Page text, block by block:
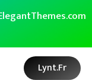
Lynt.fr